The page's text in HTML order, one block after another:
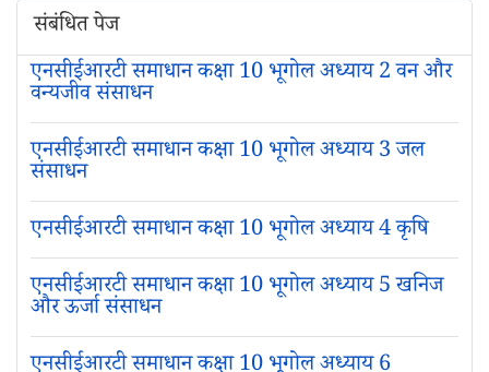
संबंधित पेज
एनसीईआरटी समाधान कक्षा 10 भूगोल अध्याय 2 वन और
वन्यजीव संसाधन
एनसीईआरटी समाधान कक्षा 10 भूगोल अध्याय 3 जल
संसाधन
एनसीईआरटी समाधान कक्षा 10 भूगोल अध्याय 4 कृषि
एनसीईआरटी समाधान कक्षा 10 भूगोल अध्याय 5 खनिज
और ऊर्जा संसाधन